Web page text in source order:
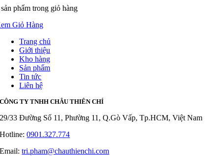
phẩm trong giỏ hàng
Giỏ Hàng
Trang chủ
Giới thiệu
Kho hàng
Sản phẩm
Tin tức
Liên hệ
CÔNG TY TNHH CHÂU THIÊN CHÍ
29/33 Đường Số 11, Phường 11, Q.Gò Vấp, Tp.HCM, Việt Nam
Hotline:0901.327.774
Email:tri.pham@chauthienchi.com